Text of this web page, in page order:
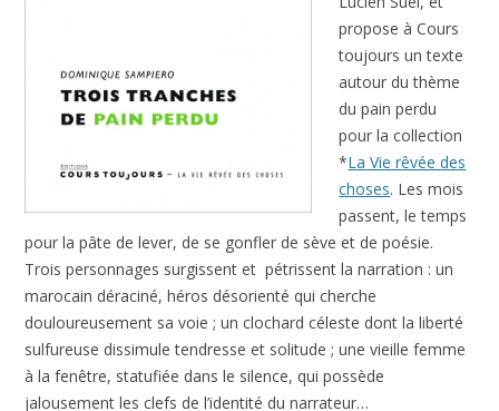
propose à Cours
toujours un texte
autour du thème
du pain perdu
pour la collection
*La Vie rêvée des
choses. Les mois
passent, le temps
pour la pâte de lever, de se gonfler de sève et de poésie.
Trois personnages surgissent et pétrissent la narration : un
marocain déraciné, héros désorienté qui cherche
douloureusement sa voie ; un clochard céleste dont la liberté
sulfureuse dissimule tendresse et solitude ; une vieille femme
à la fenêtre, statufiée dans le silence, qui possède
jalousement les clefs de l’identité du narrateur…